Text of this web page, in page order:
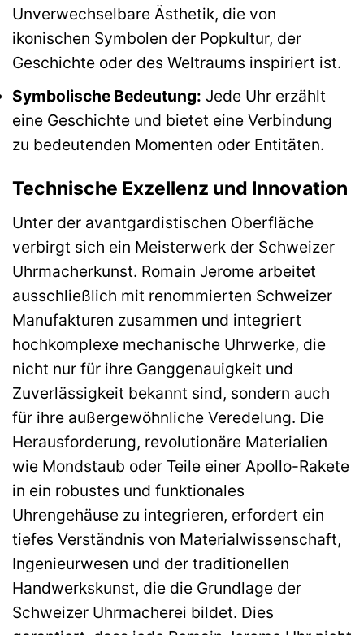
Unverwechselbare Ästhetik, die von
ikonischen Symbolen der Popkultur, der
Geschichte oder des Weltraums inspiriert ist.
Symbolische Bedeutung: Jede Uhr erzählt
eine Geschichte und bietet eine Verbindung
zu bedeutenden Momenten oder Entitäten.
Technische Exzellenz und Innovation
Unter der avantgardistischen Oberfläche
verbirgt sich ein Meisterwerk der Schweizer
Uhrmacherkunst. Romain Jerome arbeitet
ausschließlich mit renommierten Schweizer
Manufakturen zusammen und integriert
hochkomplexe mechanische Uhrwerke, die
nicht nur für ihre Ganggenauigkeit und
Zuverlässigkeit bekannt sind, sondern auch
für ihre außergewöhnliche Veredelung. Die
Herausforderung, revolutionäre Materialien
wie Mondstaub oder Teile einer Apollo-Rakete
in ein robustes und funktionales
Uhrengehäuse zu integrieren, erfordert ein
tiefes Verständnis von Materialwissenschaft,
Ingenieurwesen und der traditionellen
Handwerkskunst, die die Grundlage der
Schweizer Uhrmacherei bildet. Dies